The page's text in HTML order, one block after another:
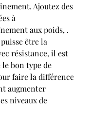
Ajoutez des
à
aux poids, .
être la
résistance, il est
bon type de
faire la différence
augmenter
niveaux de